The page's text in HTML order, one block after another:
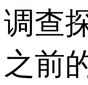
调查
之前